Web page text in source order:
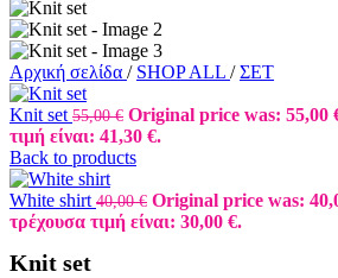
Αρχική σελίδα / SHOP ALL / ΣΕΤ
Knit set 55,00€ Original price was: 55,00
τιμή είναι: 41,30 €.
Back to products
White shirt 40,00€ Original price was:
τρέχουσα τιμή είναι: 30,00 €.
Knit set